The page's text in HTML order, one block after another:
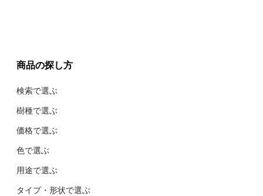
商品の探し方
検索で選ぶ
樹種で選ぶ
価格で選ぶ
色で選ぶ
用途で選ぶ
タイプ・形状で選ぶ